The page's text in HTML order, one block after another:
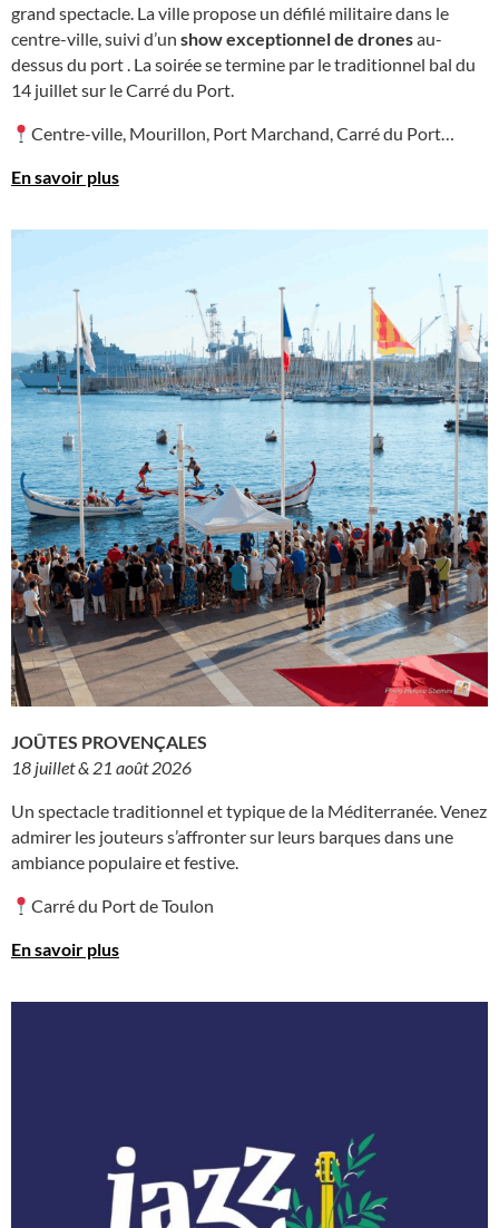
grand spectacle. La ville propose un défilé militaire dans le
centre-ville, suivi d’un show exceptionnel de dronesau-
dessus du port . La soirée se termine par le traditionnel bal du
14 juillet sur le Carré du Port.
Centre-ville, Mourillon, Port Marchand, Carré du Port…
En savoir plus
JOÛTES PROVENÇALES
18 juillet & 21 août 2026
Un spectacle traditionnel et typique de la Méditerranée. Venez
admirer les jouteurs s’affronter sur leurs barques dans une
ambiance populaire et festive.
Carré du Port de Toulon
En savoir plus